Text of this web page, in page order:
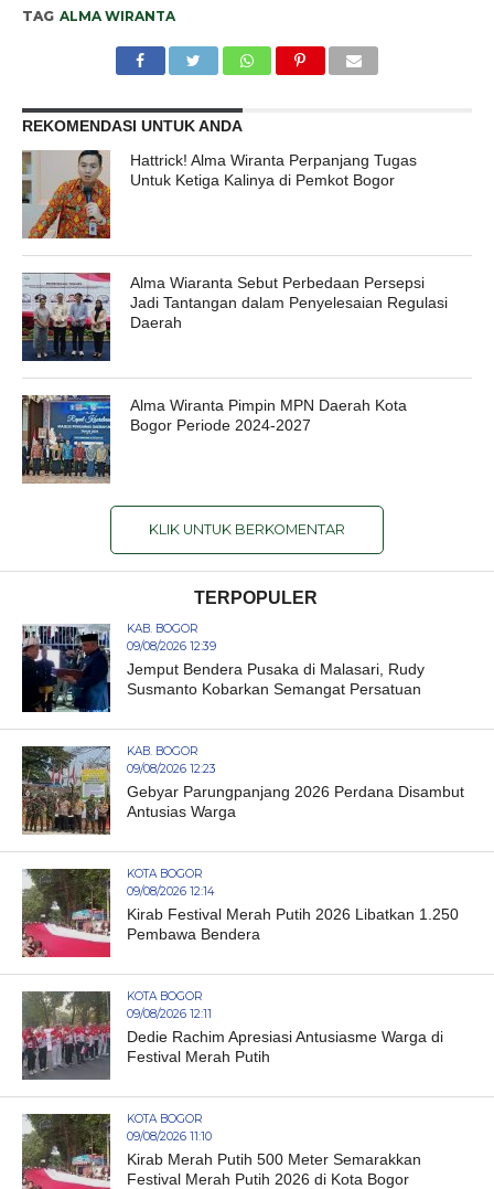
TAG ALMA WIRANTA
REKOMENDASI UNTUK ANDA
Hattrick! Alma Wiranta Perpanjang Tugas
Untuk Ketiga Kalinya di Pemkot Bogor
Alma Wiaranta Sebut Perbedaan Persepsi
Jadi Tantangan dalam Penyelesaian Regulasi
Daerah
Alma Wiranta Pimpin MPN Daerah Kota
Bogor Periode 2024-2027
KLIK UNTUK BERKOMENTAR
TERPOPULER
KAB. BOGOR
09/08/2026 12:39
Jemput Bendera Pusaka di Malasari, Rudy
Susmanto Kobarkan Semangat Persatuan
KAB. BOGOR
09/08/2026 12:23
Gebyar Parungpanjang 2026 Perdana Disambut
Antusias Warga
KOTA BOGOR
09/08/2026 12:14
Kirab Festival Merah Putih 2026 Libatkan 1.250
Pembawa Bendera
KOTA BOGOR
09/08/2026 12:11
Dedie Rachim Apresiasi Antusiasme Warga di
Festival Merah Putih
KOTA BOGOR
09/08/2026 11:10
Kirab Merah Putih 500 Meter Semarakkan
Festival Merah Putih 2026 di Kota Bogor